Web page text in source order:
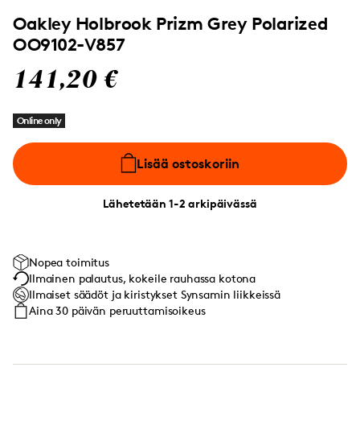
Oakley Holbrook Prizm Grey Polarized
OO9102-V857
141,20 €
Online only
Lisää ostoskoriin
Lähetetään 1-2 arkipäivässä
Nopea toimitus
Ilmainen palautus, kokeile rauhassa kotona
Ilmaiset säädöt ja kiristykset Synsamin liikkeissä
Aina 30 päivän peruuttamisoikeus